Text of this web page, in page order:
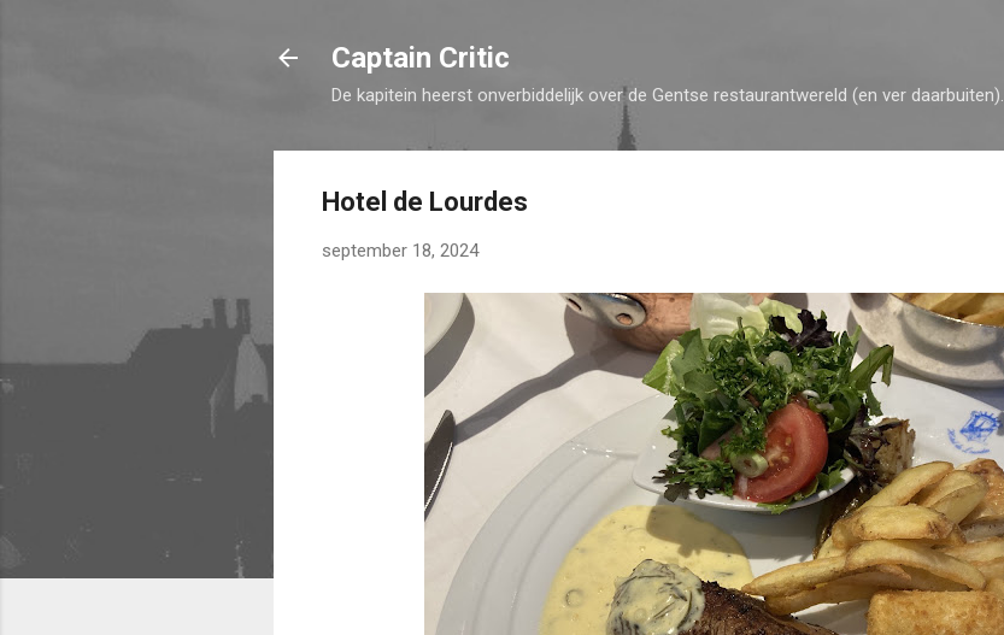
Captain Critic
De kapitein heerst onverbiddelijk over de Gentse restaurantwereld (en ver daarbuiten).
Hotel de Lourdes
september 18, 2024